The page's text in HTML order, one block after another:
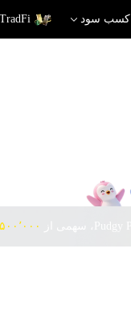
کسب سود TradFi
۵۰۰٬۰۰۰